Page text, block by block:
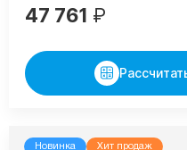
47 761 ₽
Новинка Хит продаж